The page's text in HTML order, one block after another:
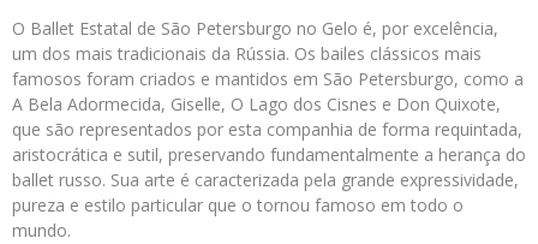
O Ballet Estatal de São Petersburgo no Gelo é, por excelência,
um dos mais tradicionais da Rússia. Os bailes clássicos mais
famosos foram criados e mantidos em São Petersburgo, como a
A Bela Adormecida, Giselle, O Lago dos Cisnes e Don Quixote,
que são representados por esta companhia de forma requintada,
aristocrática e sutil, preservando fundamentalmente a herança do
ballet russo. Sua arte é caracterizada pela grande expressividade,
pureza e estilo particular que o tornou famoso em todo o
mundo.